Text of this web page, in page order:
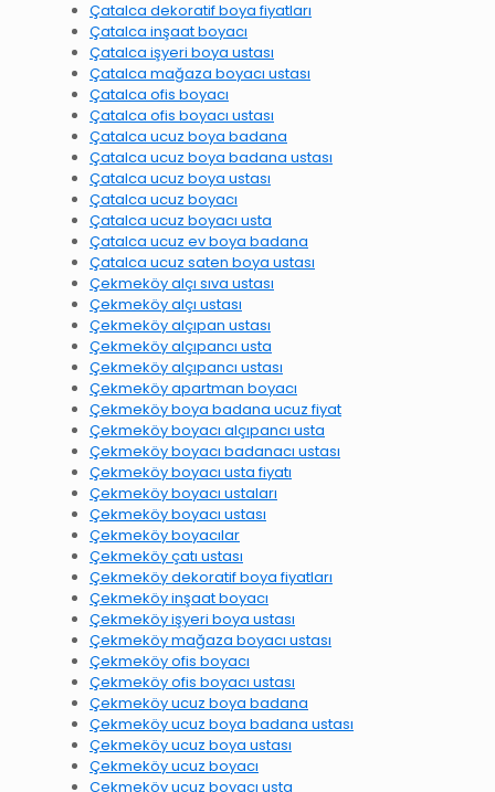
Çatalca dekoratif boya fiyatları
Çatalca inşaat boyacı
Çatalca işyeri boya ustası
Çatalca mağaza boyacı ustası
Çatalca ofis boyacı
Çatalca ofis boyacı ustası
Çatalca ucuz boya badana
Çatalca ucuz boya badana ustası
Çatalca ucuz boya ustası
Çatalca ucuz boyacı
Çatalca ucuz boyacı usta
Çatalca ucuz ev boya badana
Çatalca ucuz saten boya ustası
Çekmeköy alçı sıva ustası
Çekmeköy alçı ustası
Çekmeköy alçıpan ustası
Çekmeköy alçıpancı usta
Çekmeköy alçıpancı ustası
Çekmeköy apartman boyacı
Çekmeköy boya badana ucuz fiyat
Çekmeköy boyacı alçıpancı usta
Çekmeköy boyacı badanacı ustası
Çekmeköy boyacı usta fiyatı
Çekmeköy boyacı ustaları
Çekmeköy boyacı ustası
Çekmeköy boyacılar
Çekmeköy çatı ustası
Çekmeköy dekoratif boya fiyatları
Çekmeköy inşaat boyacı
Çekmeköy işyeri boya ustası
Çekmeköy mağaza boyacı ustası
Çekmeköy ofis boyacı
Çekmeköy ofis boyacı ustası
Çekmeköy ucuz boya badana
Çekmeköy ucuz boya badana ustası
Çekmeköy ucuz boya ustası
Çekmeköy ucuz boyacı
Çekmeköy ucuz boyacı usta